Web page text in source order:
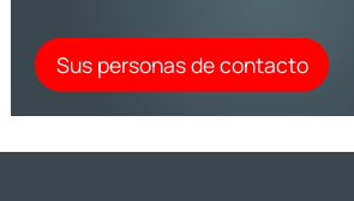
Sus personas de contacto